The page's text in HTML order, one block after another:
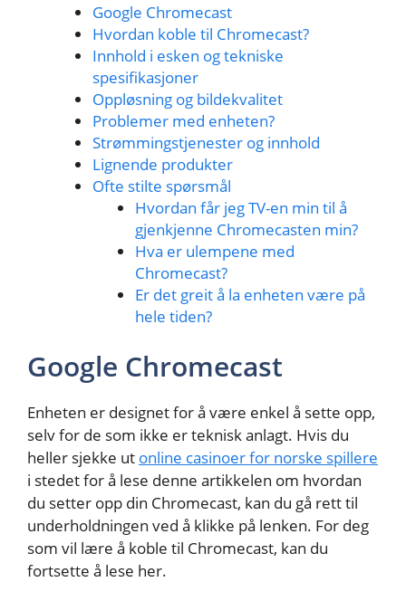
Google Chromecast
Hvordan koble til Chromecast?
Innhold i esken og tekniske
spesifikasjoner
Oppløsning og bildekvalitet
Problemer med enheten?
Strømmingstjenester og innhold
Lignende produkter
Ofte stilte spørsmål
Hvordan får jeg TV-en min til å
gjenkjenne Chromecasten min?
Hva er ulempene med
Chromecast?
Er det greit å la enheten være på
hele tiden?
Google Chromecast
Enheten er designet for å være enkel å sette opp,
selv for de som ikke er teknisk anlagt. Hvis du
heller sjekke ut online casinoer for norske spillere
i stedet for å lese denne artikkelen om hvordan
du setter opp din Chromecast, kan du gå rett til
underholdningen ved å klikke på lenken. For deg
som vil lære å koble til Chromecast, kan du
fortsette å lese her.